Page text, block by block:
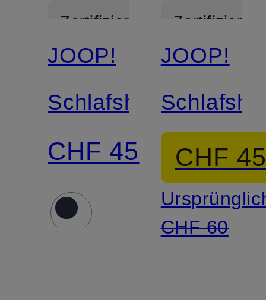
Zertifiziert
JOOP!
Schlafshirt
CHF 45
Zertifiziert
JOOP!
CHF
CHF 60